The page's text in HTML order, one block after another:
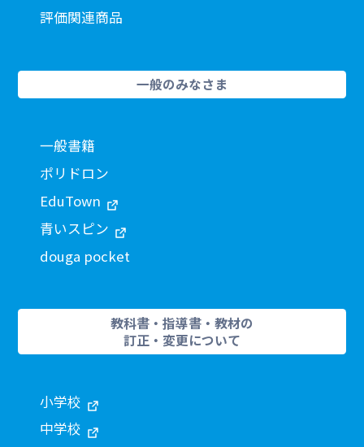
評価関連商品
一般のみなさま
一般書籍
ポリドロン
EduTown
青いスピン
douga pocket
教科書・指導書・教材の
訂正・変更について
小学校
中学校